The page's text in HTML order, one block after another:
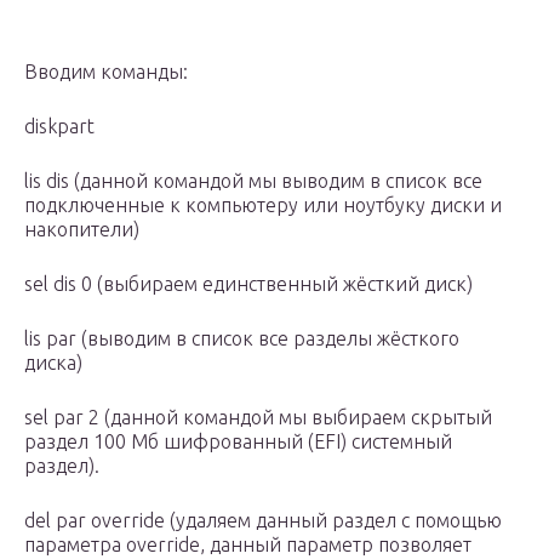
Вводим команды:
diskpart
lis dis (данной командой мы выводим в список все
подключенные к компьютеру или ноутбуку диски и
накопители)
sel dis 0 (выбираем единственный жёсткий диск)
lis par (выводим в список все разделы жёсткого
диска)
sel par 2 (данной командой мы выбираем скрытый
раздел 100 Мб шифрованный (EFI) системный
раздел).
del par override (удаляем данный раздел с помощью
параметра override, данный параметр позволяет